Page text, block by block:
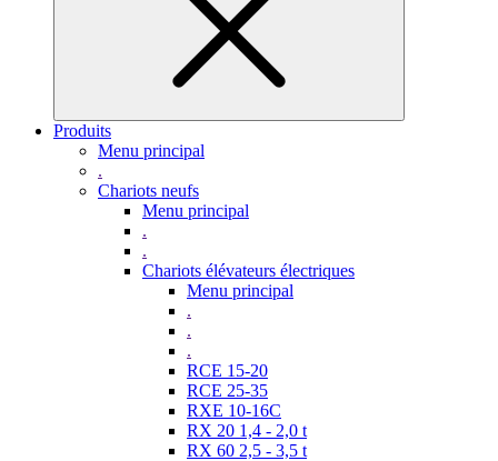
Produits
Menu principal
.
Chariots neufs
Menu principal
.
.
Chariots élévateurs électriques
Menu principal
.
.
.
RCE 15-20
RCE 25-35
RXE 10-16C
RX 20 1,4 - 2,0 t
RX 60 2,5 - 3,5 t